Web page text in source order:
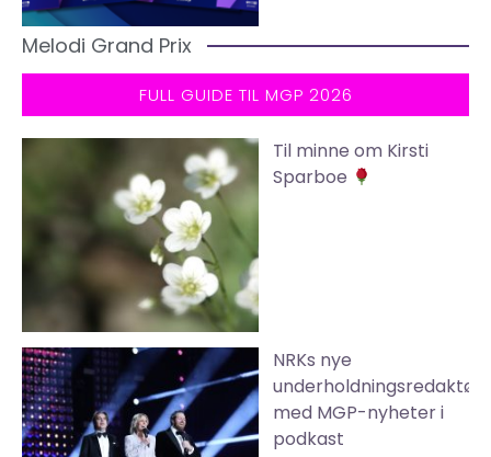
Melodi Grand Prix
FULL GUIDE TIL MGP 2026
Til minne om Kirsti
Sparboe
NRKs nye
underholdningsredaktør
med MGP-nyheter i
podkast